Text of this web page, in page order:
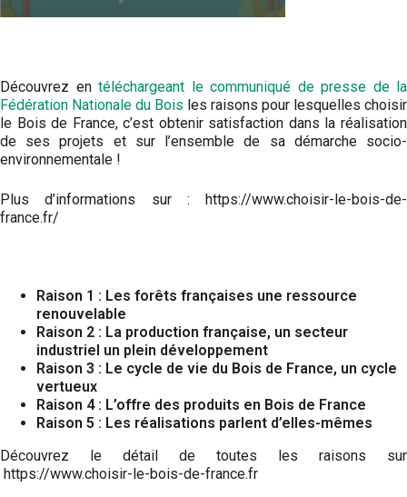
Découvrez en téléchargeant le communiqué de presse de la
Fédération Nationale du Bois les raisons pour lesquelles choisir
le Bois de France, c’est obtenir satisfaction dans la réalisation
de ses projets et sur l’ensemble de sa démarche socio-
environnementale !
Plus d’informations sur : https://www.choisir-le-bois-de-
france.fr/
Raison 1 : Les forêts françaises une ressource
renouvelable
Raison 2 : La production française, un secteur
industriel un plein développement
Raison 3 : Le cycle de vie du Bois de France, un cycle
vertueux
Raison 4 : L’offre des produits en Bois de France
Raison 5 : Les réalisations parlent d’elles-mêmes
Découvrez le détail de toutes les raisons sur
https://www.choisir-le-bois-de-france.fr